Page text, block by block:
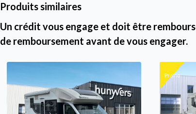
Produits similaires
Un crédit vous engage et doit être
de remboursement avant de vous engager.
Promo